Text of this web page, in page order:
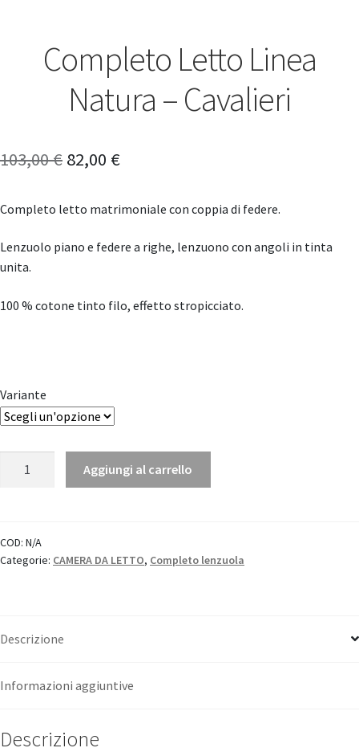
Completo Letto Linea
Natura – Cavalieri
103,00€ Il
originale
era:
82,00 €Il
attuale
è:
Completo letto matrimoniale con coppia di federe.
Lenzuolo piano e federe a righe, lenzuono con angoli in tinta
unita.
100 % cotone tinto filo, effetto stropicciato.
Variante
-
Cavalieri
Aggiungi al carrello
COD: N/A
Categorie: CAMERA DA LETTO, Completo lenzuola
Descrizione
Informazioni aggiuntive
Descrizione